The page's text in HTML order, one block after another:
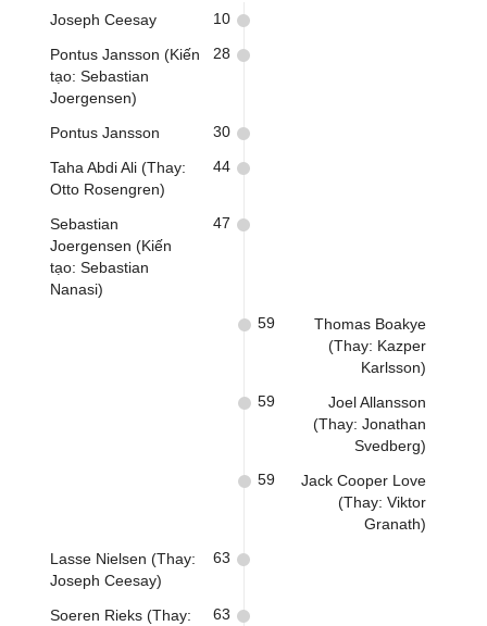
Joseph Ceesay 10
Pontus Jansson (Kiến
tạo: Sebastian
Joergensen)
28
Pontus Jansson 30
Taha Abdi Ali (Thay:
Otto Rosengren)
44
Sebastian
Joergensen (Kiến
tạo: Sebastian
Nanasi)
47
Thomas Boakye
(Thay: Kazper
Karlsson)
59
Joel Allansson
(Thay: Jonathan
Svedberg)
59
Jack Cooper Love
(Thay: Viktor
Granath)
59
Lasse Nielsen (Thay:
Joseph Ceesay)
63
Soeren Rieks (Thay:
63